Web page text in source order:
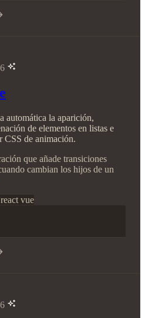
automática la aparición,
de elementos en listas e
CSS de animación.
que añade transiciones
cambian los hijos de un
react vue